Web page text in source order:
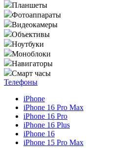
Планшеты
Фотоаппараты
Видеокамеры
Объективы
Ноутбуки
Моноблоки
Навигаторы
Смарт часы
Телефоны
iPhone
iPhone 16 Pro Max
iPhone 16 Pro
iPhone 16 Plus
iPhone 16
iPhone 15 Pro Max